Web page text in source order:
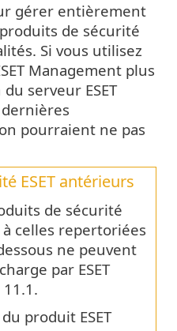
gérer entièrement
de sécurité
Si vous utilisez
Management plus
serveur ESET
dernières
pourraient ne pas
ESET antérieurs
de sécurité
à celles repertoriées
ne peuvent
par ESET
11.1.
produit ESET